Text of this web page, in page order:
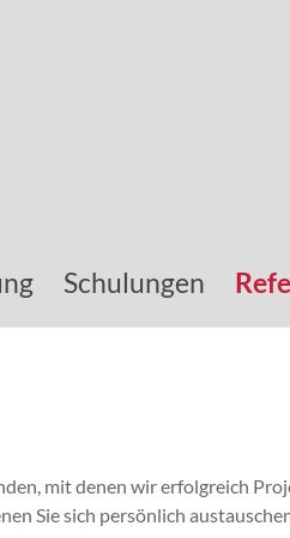
Schulungen
mit denen wir erfolgreich
Sie sich persönlich